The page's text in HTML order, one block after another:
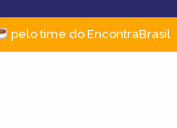
pelo time do EncontraBrasil